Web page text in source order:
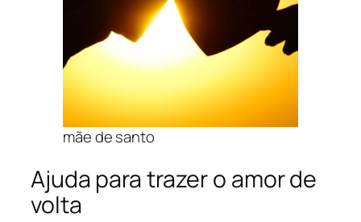
mãe de santo
Ajuda para trazer o amor de
volta